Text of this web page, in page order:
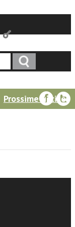
Prossime uscite